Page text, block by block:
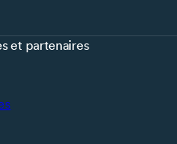
et partenaires